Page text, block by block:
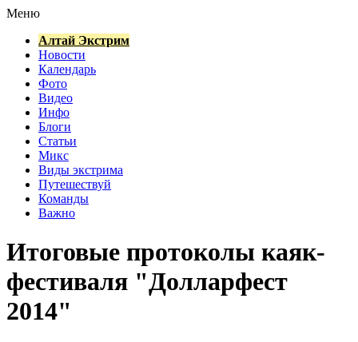
Меню
Алтай Экстрим
Новости
Календарь
Фото
Видео
Инфо
Блоги
Статьи
Микс
Виды экстрима
Путешествуй
Команды
Важно
Итоговые протоколы каяк-
фестиваля "Долларфест
2014"